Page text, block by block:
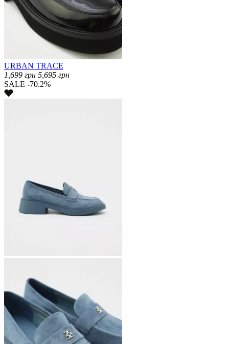
URBAN TRACE
1,699 грн 5,695 грн
SALE -70.2%